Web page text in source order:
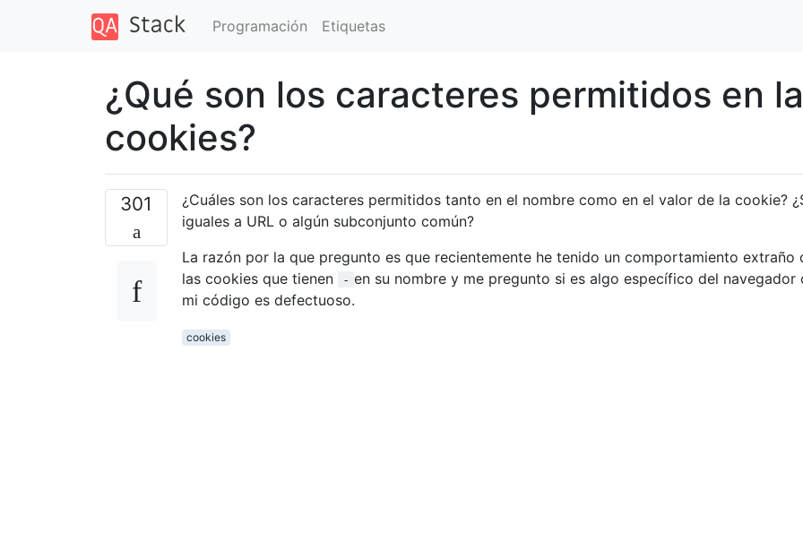
Programación Etiquetas
¿Qué son los caracteres permitidos en
cookies?
301
¿Cuáles son los caracteres permitidos tanto en el nombre como en el valor de la cookie?
iguales a URL o algún subconjunto común?
La razón por la que pregunto es que recientemente he tenido un comportamiento extraño
las cookies que tienen
- en su nombre y me pregunto si es algo específico del navegador
mi código es defectuoso.
cookies